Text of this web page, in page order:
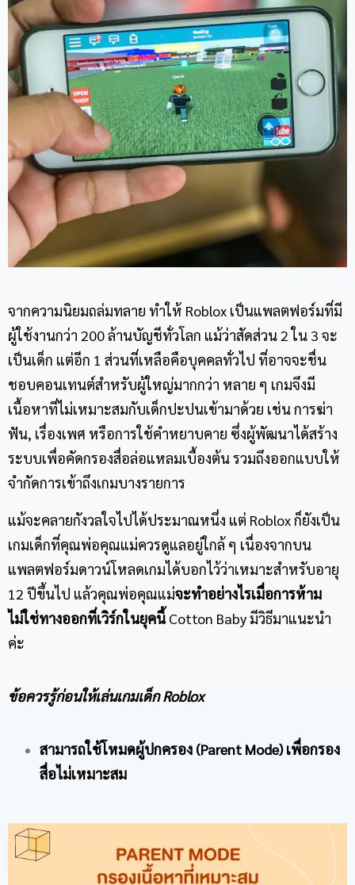
จากความนิยมถล่มทลาย ทำให้ Roblox เป็นแพลตฟอร์มที่มี
ผู้ใช้งานกว่า 200 ล้านบัญชีทั่วโลก แม้ว่าสัดส่วน 2 ใน 3 จะ
เป็นเด็ก แต่อีก 1 ส่วนที่เหลือคือบุคคลทั่วไป ที่อาจจะชื่น
ชอบคอนเทนต์สำหรับผู้ใหญ่มากกว่า หลาย ๆ เกมจึงมี
เนื้อหาที่ไม่เหมาะสมกับเด็กปะปนเข้ามาด้วย เช่น การฆ่า
ฟัน, เรื่องเพศ หรือการใช้คำหยาบคาย ซึ่งผู้พัฒนาได้สร้าง
ระบบเพื่อคัดกรองสื่อล่อแหลมเบื้องต้น รวมถึงออกแบบให้
จำกัดการเข้าถึงเกมบางรายการ
แม้จะคลายกังวลใจไปได้ประมาณหนึ่ง แต่ Roblox ก็ยังเป็น
เกมเด็กที่คุณพ่อคุณแม่ควรดูแลอยู่ใกล้ ๆ เนื่องจากบน
แพลตฟอร์มดาวน์โหลดเกมได้บอกไว้ว่าเหมาะสำหรับอายุ
12 ปีขึ้นไป แล้วคุณพ่อคุณแม่จะทำอย่างไรเมื่อการห้าม
ไม่ใช่ทางออกที่เวิร์กในยุคนี้Cotton Baby มีวิธีมาแนะนำ
ค่ะ
ข้อควรรู้ก่อนให้เล่นเกมเด็กRoblox
สามารถใช้โหมดผู้ปกครอง (Parent Mode) เพื่อกรอง
สื่อไม่เหมาะสม